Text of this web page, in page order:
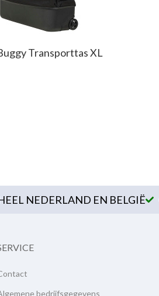
Transporttas XL
NEDERLAND EN BELGIË
bedrijfsgegevens